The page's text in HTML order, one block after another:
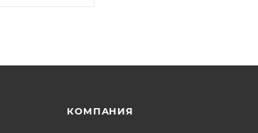
КОМПАНИЯ